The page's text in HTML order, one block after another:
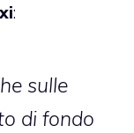
:
sulle
di fondo